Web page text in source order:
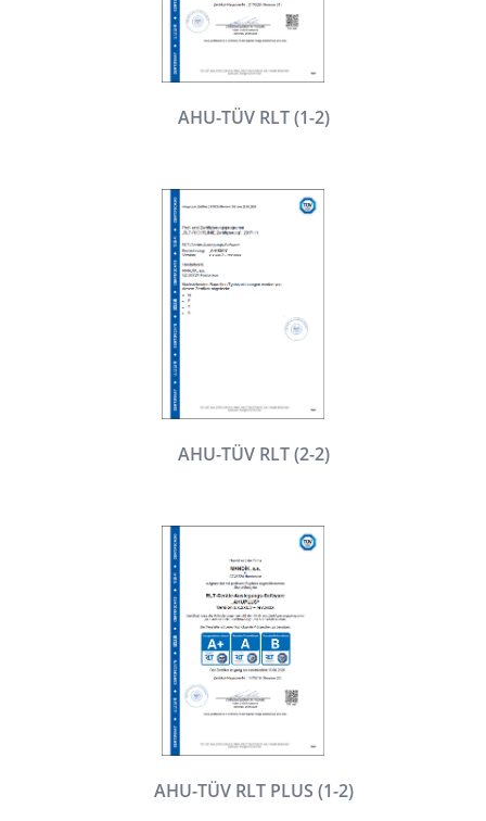
AHU-TÜV RLT (1-2)
AHU-TÜV RLT (2-2)
AHU-TÜV RLT PLUS (1-2)